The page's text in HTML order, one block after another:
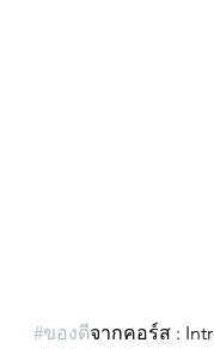
#ของดจากคอร์ส :